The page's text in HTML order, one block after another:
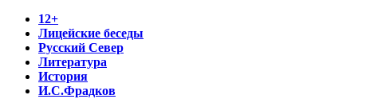
12+
Лицейские беседы
Русский Север
Литература
История
И.С.Фрадков